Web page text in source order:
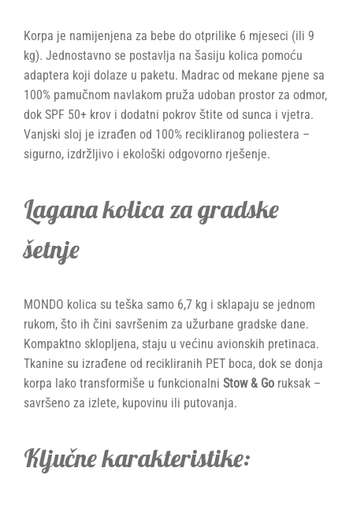
Korpa je namijenjena za bebe do otprilike 6 mjeseci (ili 9
kg). Jednostavno se postavlja na šasiju kolica pomoću
adaptera koji dolaze u paketu. Madrac od mekane pjene sa
100% pamučnom navlakom pruža udoban prostor za odmor,
dok SPF 50+ krov i dodatni pokrov štite od sunca i vjetra.
Vanjski sloj je izrađen od 100% recikliranog poliestera –
sigurno, izdržljivo i ekološki odgovorno rješenje.
Lagana kolica za gradske
šetnje
MONDO kolica su teška samo 6,7 kg i sklapaju se jednom
rukom, što ih čini savršenim za užurbane gradske dane.
Kompaktno sklopljena, staju u većinu avionskih pretinaca.
Tkanine su izrađene od recikliranih PET boca, dok se donja
korpa lako transformiše u funkcionalni Stow & Go ruksak –
savršeno za izlete, kupovinu ili putovanja.
Ključne karakteristike: